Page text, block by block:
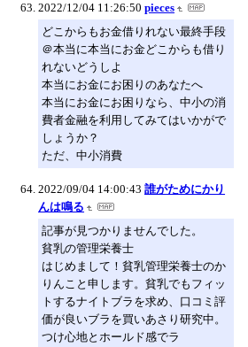
2022/12/04 11:26:50 pieces
どこからもお金借りれない最終手段
＠本当に本当にお金どこからも借り
れないどうしよ
本当にお金にお困りのあなたへ
本当にお金にお困りなら、中小の消
費者金融を利用してみてはいかがで
しょうか？
ただ、中小消費
2022/09/04 14:00:43 誰がためにかり
んは鳴る
記事が見つかりませんでした。
貧乳の管理栄養士
はじめまして！貧乳管理栄養士のか
りんこと申します。貧乳でもフィッ
トするナイトブラを求め、口コミ評
価が良いブラを買いあさり研究中。
つけ心地とホールド感でラ